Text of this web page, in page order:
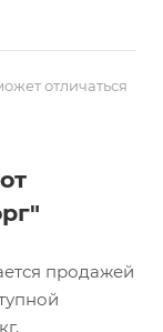
отличаться
продажей